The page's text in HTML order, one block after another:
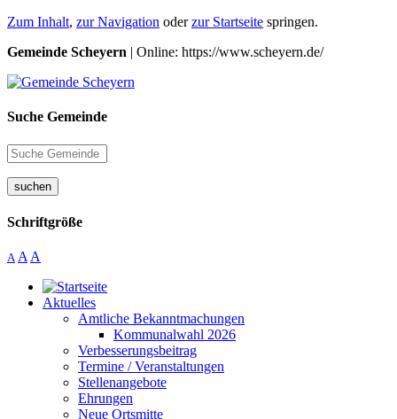
Zum Inhalt, zur Navigation oderzur Startseite springen.
Gemeinde Scheyern | Online: https://www.scheyern.de/
Suche Gemeinde
suchen
Schriftgröße
A A A
Aktuelles
Amtliche Bekanntmachungen
Kommunalwahl 2026
Verbesserungsbeitrag
Termine / Veranstaltungen
Stellenangebote
Ehrungen
Neue Ortsmitte